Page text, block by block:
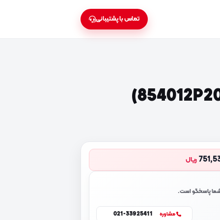
تماس با پشتیبانی
ریال
شما پاسخگو است.
مشاوره 021-33925411